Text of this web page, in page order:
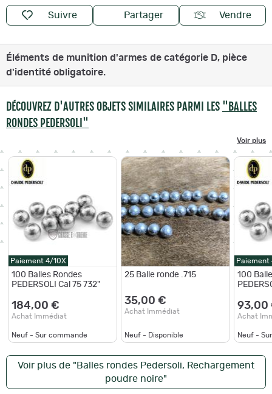
Suivre Partager Vendre
Éléments de munition d'armes de catégorie D, pièce
d'identité obligatoire.
DÉCOUVREZ D'AUTRES OBJETS SIMILAIRES PARMI LES "BALLES
RONDES PEDERSOLI"
Voir plus
Paiement 4/10X
100 Balles Rondes
PEDERSOLI Cal 75 732"
184,00 €
Achat Immédiat
Neuf - Sur commande
25 Balle ronde .715
35,00 €
Achat Immédiat
Neuf - Disponible
Paiement
100
93,00
Achat
Neuf -
Voir plus de "Balles rondes Pedersoli, Rechargement
poudre noire"